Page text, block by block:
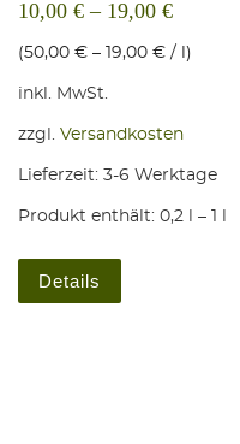
10,00 € – 19,00 €
(50,00 € – 19,00 € / )
inkl. MwSt.
zzgl. Versandkosten
Lieferzeit: 3-6 Werktage
Produkt enthält: 0,2 – 1
Details